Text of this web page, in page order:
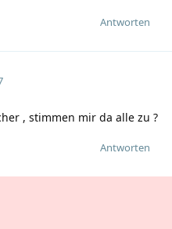
Antworten
, stimmen mir da alle zu ?
Antworten